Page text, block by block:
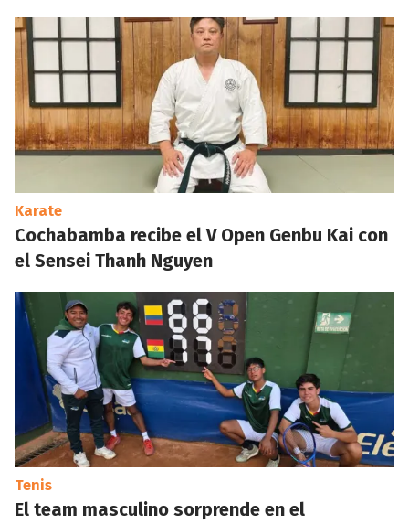
Karate
Cochabamba recibe el V Open Genbu Kai con
el Sensei Thanh Nguyen
Tenis
El team masculino sorprende en el